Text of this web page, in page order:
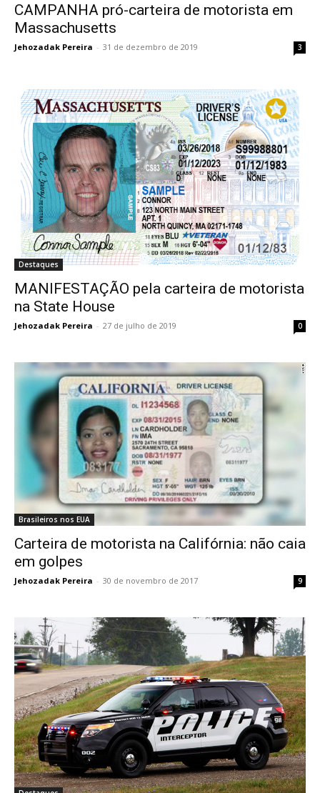
CAMPANHA pró-carteira de motorista em
Massachusetts
Jehozadak Pereira - 31 de dezembro de 2019 3
Destaques
MANIFESTAÇÃO pela carteira de motorista
na State House
Jehozadak Pereira - 27 de julho de 2019 0
Brasileiros nos EUA
Carteira de motorista na Califórnia: não caia
em golpes
Jehozadak Pereira - 30 de novembro de 2017 9